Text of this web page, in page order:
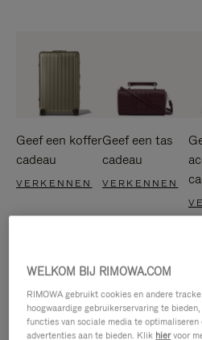
Geef een koffer
cadeau
VERKENNEN
Geef een tas
cadeau
VERKENNEN
WELKOM BIJ RIMOWA.COM
RIMOWA gebruikt cookies en andere
hoogwaardige gebruikerservaring te
functies van sociale media te optimaliseren
advertenties aan te bieden. Klik hiervoor